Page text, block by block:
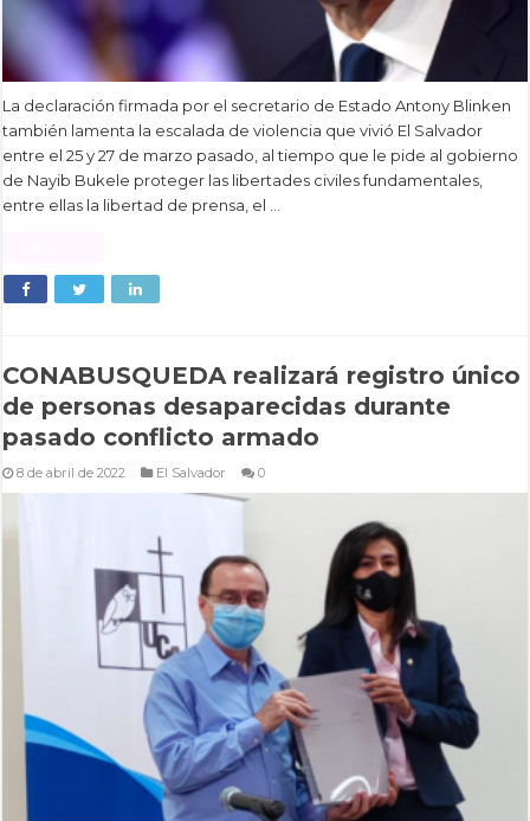
La declaración firmada por el secretario de Estado Antony Blinken
también lamenta la escalada de violencia que vivió El Salvador
entre el 25 y 27 de marzo pasado, al tiempo que le pide al gobierno
de Nayib Bukele proteger las libertades civiles fundamentales,
entre ellas la libertad de prensa, el …
CONABUSQUEDA realizará registro único
de personas desaparecidas durante
pasado conflicto armado
8 de abril de 2022 El Salvador 0